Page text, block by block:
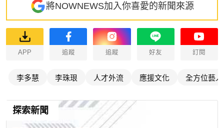
將NOWNEWS加入你喜愛的新聞來源
APP 追蹤 追蹤 好友 訂閱
李多慧 李珠珢 人才外流 應援文化 全方位藝人
探索新聞